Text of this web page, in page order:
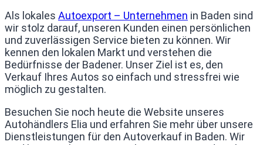
Als lokales Autoexport – Unternehmen in Baden sind
wir stolz darauf, unseren Kunden einen persönlichen
und zuverlässigen Service bieten zu können. Wir
kennen den lokalen Markt und verstehen die
Bedürfnisse der Badener. Unser Ziel ist es, den
Verkauf Ihres Autos so einfach und stressfrei wie
möglich zu gestalten.
Besuchen Sie noch heute die Website unseres
Autohändlers Elia und erfahren Sie mehr über unsere
Dienstleistungen für den Autoverkauf in Baden. Wir